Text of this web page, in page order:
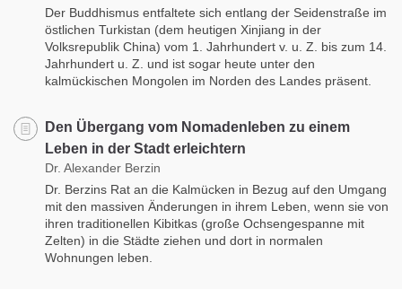
Der Buddhismus entfaltete sich entlang der Seidenstraße im
östlichen Turkistan (dem heutigen Xinjiang in der
Volksrepublik China) vom 1. Jahrhundert v. u. Z. bis zum 14.
Jahrhundert u. Z. und ist sogar heute unter den
kalmückischen Mongolen im Norden des Landes präsent.
Den Übergang vom Nomadenleben zu einem
Leben in der Stadt erleichtern
Dr. Alexander Berzin
Dr. Berzins Rat an die Kalmücken in Bezug auf den Umgang
mit den massiven Änderungen in ihrem Leben, wenn sie von
ihren traditionellen Kibitkas (große Ochsengespanne mit
Zelten) in die Städte ziehen und dort in normalen
Wohnungen leben.